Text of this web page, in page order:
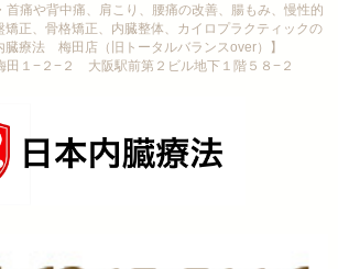
首痛や背中痛、肩こり、腰痛の改善、腸もみ、慢性的
矯正、骨格矯正、内臓整体、カイロプラクティックの
臓療法 梅田店（旧トータルバランスover）】
田１−２−２ 大阪駅前第２ビル地下１階５８−２